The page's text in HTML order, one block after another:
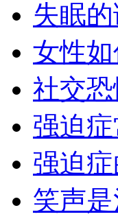
失眠
女性
社交
强迫
强迫
笑声